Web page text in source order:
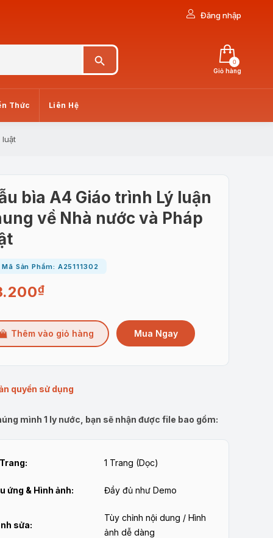
Đăng nhập
Giỏ hàng
0
Thức Liên Hệ
luật
bìa A4 Giáo trình Lý luận
về Nhà nước và Pháp
Mã Sản Phẩm: A25111302
₫
Thêm vào giỏ hàng Mua Ngay
quyền sử dụng
mình 1 ly nước, bạn sẽ nhận được file bao gồm:
1 Trang (Dọc)
ứng & Hình ảnh: Đầy đủ như Demo
sửa:
Tùy chỉnh nội dung / Hình
ảnh dễ dàng